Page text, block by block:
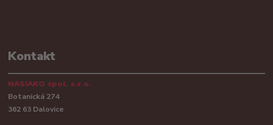
Kontakt
NASIAKO spol. s.r.o.
Botanická 274
362 63 Dalovice